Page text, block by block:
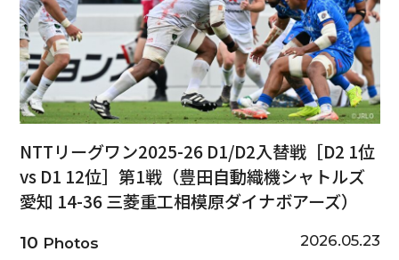
NTTリーグワン2025-26 D1/D2入替戦［D2 1位
vs D1 12位］第1戦（豊田自動織機シャトルズ
愛知 14-36 三菱重工相模原ダイナボアーズ）
10 Photos 2026.05.23